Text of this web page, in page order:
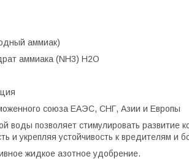
аммиак)
аммиака (NH3) H2O
союза ЕАЭС, СНГ, Азии и Европы
воды позволяет стимулировать развитие
и укрепляя устойчивость к вредителям и
жидкое азотное удобрение.